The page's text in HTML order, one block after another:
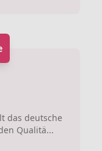
das deutsche
Qualitä...